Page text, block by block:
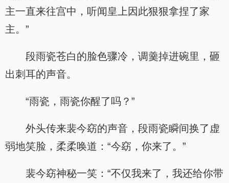
主一直来往宫中，听闻皇上因此狠狠拿捏了家
主。”
段雨瓷苍白的脸色骤冷，调羹掉进碗里，砸
出刺耳的声音。
“雨瓷，雨瓷你醒了吗？”
外头传来裴今窈的声音，段雨瓷瞬间换了虚
弱地笑脸，柔柔唤道：“今窈，你来了。”
裴今窈神秘一笑：“不仅我来了，我还给你带